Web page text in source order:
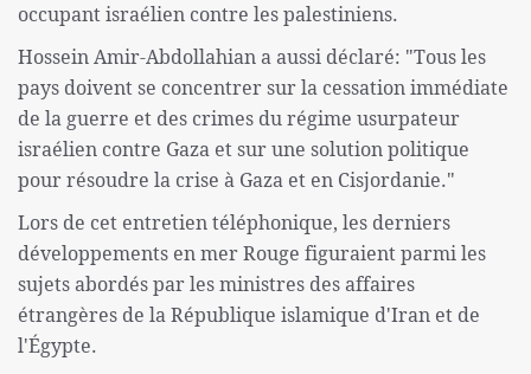
occupant israélien contre les palestiniens.
Hossein Amir-Abdollahian a aussi déclaré: "Tous les
pays doivent se concentrer sur la cessation immédiate
de la guerre et des crimes du régime usurpateur
israélien contre Gaza et sur une solution politique
pour résoudre la crise à Gaza et en Cisjordanie."
Lors de cet entretien téléphonique, les derniers
développements en mer Rouge figuraient parmi les
sujets abordés par les ministres des affaires
étrangères de la République islamique d'Iran et de
l'Égypte.